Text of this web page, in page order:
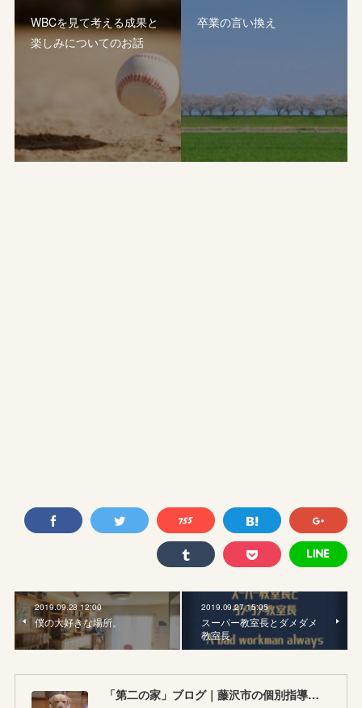
WBCを見て考える成果と
楽しみについてのお話
卒業の言い換え
2019.09.28 12:00
僕の大好きな場所。
2019.09.27 15:05
スーパー教室長とダメダメ
教室長
「第二の家」ブログ｜藤沢市の個別指導塾のお話